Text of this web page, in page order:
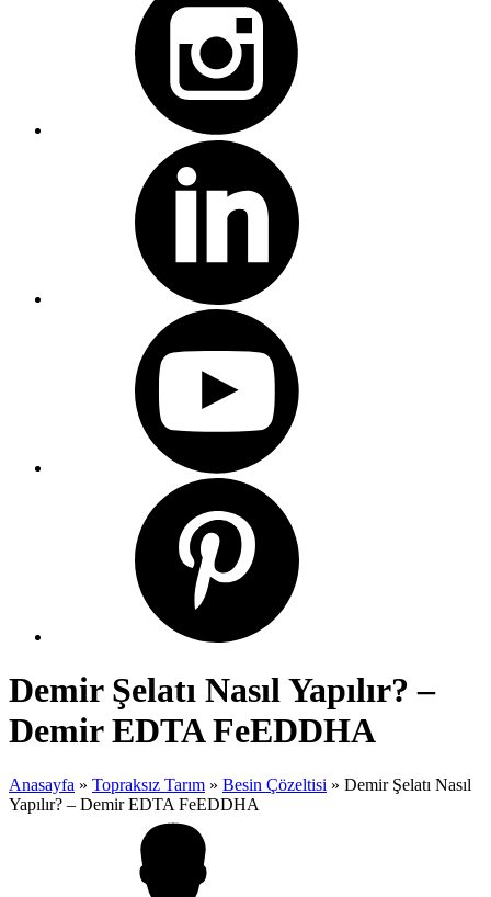
Demir Şelatı Nasıl Yapılır? –
Demir EDTA FeEDDHA
Anasayfa » Topraksız Tarım » Besin Çözeltisi » Demir Şelatı Nasıl
Yapılır? – Demir EDTA FeEDDHA